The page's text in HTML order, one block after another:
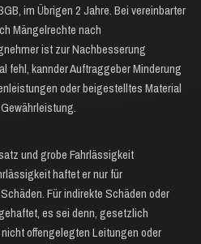
im Übrigen 2 Jahre. Bei vereinbarter
Mängelrechte nach
ist zur Nachbesserung
fehl, kannder Auftraggeber Minderung
oder beigestelltes Material
und grobe Fahrlässigkeit
haftet er nur für
Für indirekte Schäden oder
es sei denn, gesetzlich
offengelegten Leitungen oder